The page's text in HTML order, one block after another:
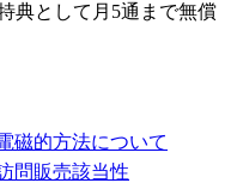
典として月5通まで無償
磁的方法について
問販売該当性